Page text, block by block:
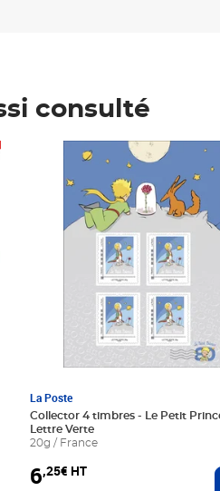
consulté
au panier
La Poste
Collector 4 timbres - Le Petit
Lettre Verte
20g / France
6,25€ HT
Prix 6,25€ HT